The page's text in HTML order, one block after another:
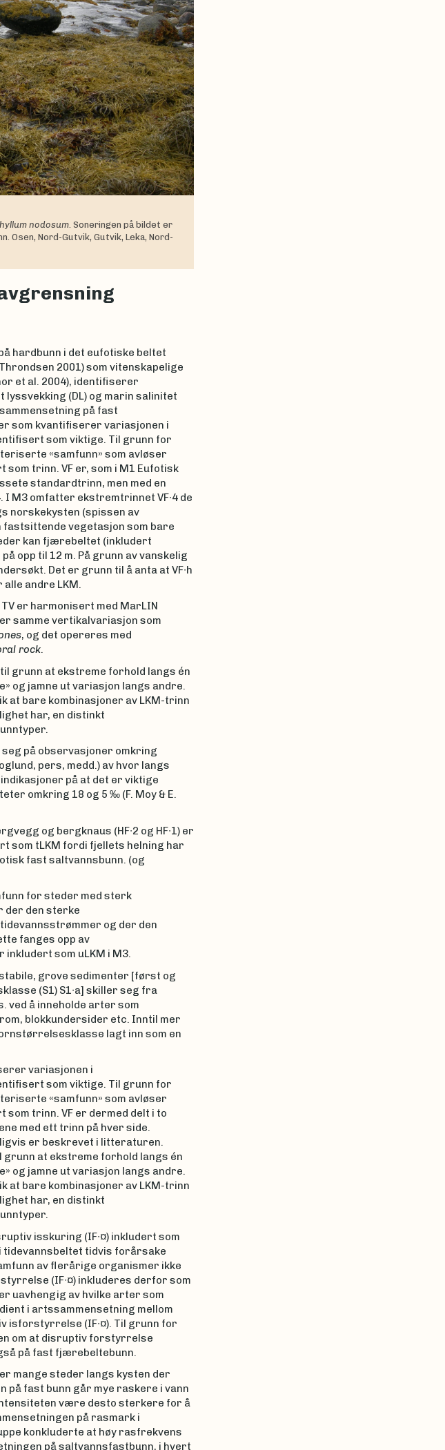
nodosum. Soneringen på bildet er
Nord-Gutvik, Gutvik, Leka, Nord-
hardbunn i det eufotiske beltet
2001) som vitenskapelige
et al. 2004), identifiserer
(DL) og marin salinitet
på fast
som kvantifiserer variasjonen i
som viktige. Til grunn for
«samfunn» som avløser
trinn. VF er, som i M1 Eufotisk
standardtrinn, men med en
I M3 omfatter ekstremtrinnet VF∙4 de
norskekysten (spissen av
fastsittende vegetasjon som bare
kan fjærebeltet (inkludert
opp til 12 m. På grunn av vanskelig
Det er grunn til å anta at VF∙h
andre LKM.
er harmonisert med MarLIN
samme vertikalvariasjon som
, og det opereres med
rock.
grunn at ekstreme forhold langs én
og jamne ut variasjon langs andre.
at bare kombinasjoner av LKM-trinn
har, en distinkt
på observasjoner omkring
pers, medd.) av hvor langs
på at det er viktige
omkring 18 og 5 ‰ (F. Moy & E.
og bergknaus (HF∙2 og HF∙1) er
som tLKM fordi fjellets helning har
fast saltvannsbunn. (og
for steder med sterk
der den sterke
og der den
fanges opp av
som uLKM i M3.
grove sedimenter [først og
(S1) S1∙a] skiller seg fra
ved å inneholde arter som
blokkundersider etc. Inntil mer
lagt inn som en
variasjonen i
som viktige. Til grunn for
«samfunn» som avløser
som trinn. VF er dermed delt i to
med ett trinn på hver side.
er beskrevet i litteraturen.
grunn at ekstreme forhold langs én
og jamne ut variasjon langs andre.
at bare kombinasjoner av LKM-trinn
har, en distinkt
isskuring (IF∙¤) inkludert som
tidevannsbeltet tidvis forårsake
av flerårige organismer ikke
(IF∙¤) inkluderes derfor som
uavhengig av hvilke arter som
i artssammensetning mellom
isforstyrrelse (IF∙¤). Til grunn for
om at disruptiv forstyrrelse
på fast fjærebeltebunn.
mange steder langs kysten der
fast bunn går mye raskere i vann
være desto sterkere for å
på rasmark i
konkluderte at høy rasfrekvens
på saltvannsfastbunn, i hvert